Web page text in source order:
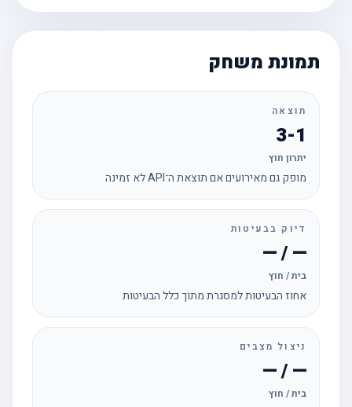
תמונת משחק
תוצאה
3-1
יתרון חוץ
מופק גם מאירועים אם תוצאת ה־API לא זמינה
דיוק בבעיטות
— / —
בית / חוץ
אחוז הבעיטות למסגרת מתוך כלל הבעיטות
ניצול מצבים
— / —
בית / חוץ